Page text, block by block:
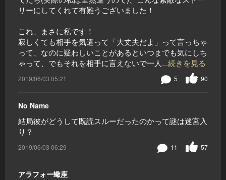
リーにしてくれて有難うございました！
これ、まさに私です！
寂しくても相手を気遣って「大丈夫だよ」って言っちゃ
って、なのに疑わしいことがあるといつまでも気にしち
ゃって、でもそれを相手に言えないで一人...続きを見る
2019/06/03 05:21 90
5
No Name
結局彼がどうして既読スルーだったのかって謎は迷宮入
り？
2019/06/03 06:29 57
11
アラフォー蠍座